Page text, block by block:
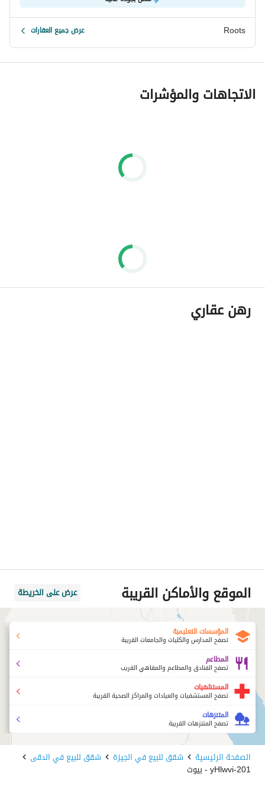
التنقل لسكانها بين مناطق القاهرة والجيزة. بالإضافة إلى ذلك،
Roots عرض جميع العقارات
الاتجاهات والمؤشرات
رهن عقاري
الموقع والأماكن القريبة عرض على الخريطة
المؤسسات التعليمية
تصفح المدارس والكليات والجامعات القريبة
المطاعم
تصفح الفنادق والمطاعم والمقاهي القريب
المستشفيات
تصفح المستشفيات والعيادات والمراكز الصحية القريبة
المتنزهات
تصفح المتنزهات القريبة
الصفحة الرئيسية شقق للبيع في الجيزة شقق للبيع في الدقى
201-yHlwvi - بيوت